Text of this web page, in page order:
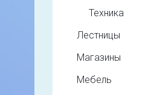
Техника
Лестницы
Магазины
Мебель